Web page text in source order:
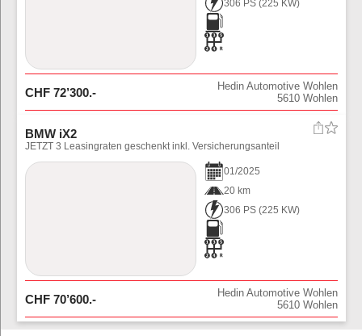
306 PS (225 KW)
CHF 72’300.-
Hedin Automotive Wohlen
5610 Wohlen
BMW iX2
JETZT 3 Leasingraten geschenkt inkl. Versicherungsanteil
01/2025
20 km
306 PS (225 KW)
CHF 70’600.-
Hedin Automotive Wohlen
5610 Wohlen